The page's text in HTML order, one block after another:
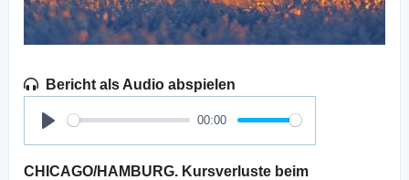
Bericht als Audio abspielen
Play
00:00
CHICAGO/HAMBURG. Kursverluste beim